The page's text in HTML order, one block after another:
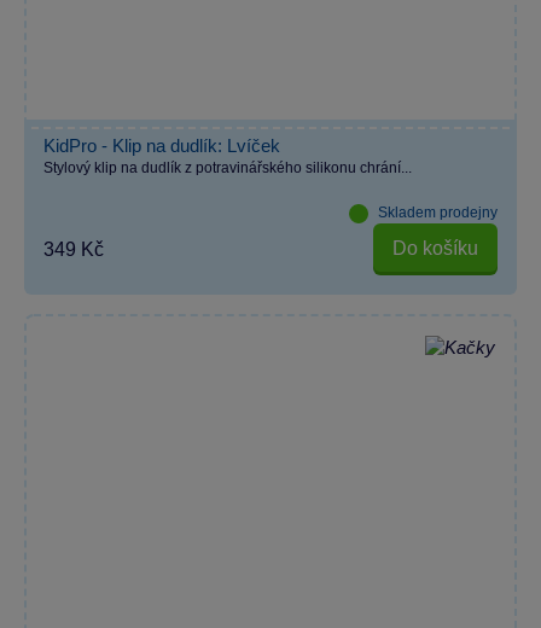
KidPro - Klip na dudlík: Lvíček
Stylový klip na dudlík z potravinářského silikonu chrání...
Skladem prodejny
349 Kč Do košíku